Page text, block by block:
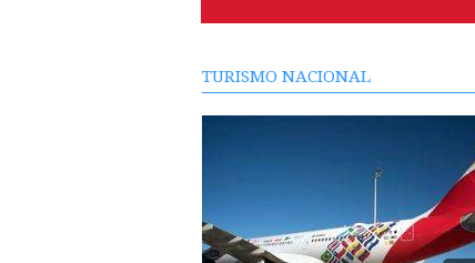
TURISMO NACIONAL